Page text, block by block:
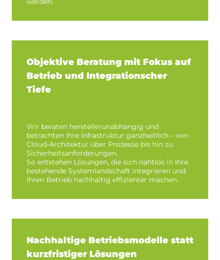
Objektive Beratung mit Fokus auf
Betrieb und Integrationscher
Tiefe
Wir beraten herstellerunabhängig und
betrachten Ihre Infrastruktur ganzheitlich – von
Cloud-Architektur über Prozesse bis hin zu
Sicherheitsanforderungen.
So entstehen Lösungen, die sich nahtlos in Ihre
bestehende Systemlandschaft integrieren und
Ihren Betrieb nachhaltig effizienter machen.
Nachhaltige Betriebsmodelle statt
kurzfristiger Lösungen